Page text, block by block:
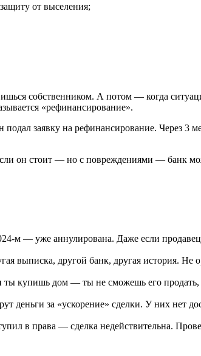
от выселения;
собственником. А потом — когда
«рефинансирование».
заявку на рефинансирование. Через 3
он стоит — но с повреждениями — банк
м — уже аннулирована. Даже если
выписка, другой банк, другая история. Не
купишь дом — ты не сможешь его продать,
деньги за «ускорение» сделки. У них нет
в права — сделка недействительна.